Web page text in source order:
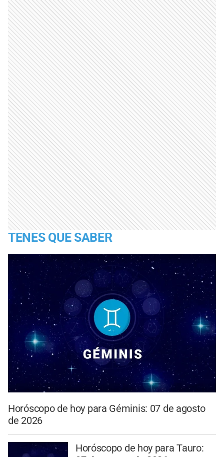
TENES QUE SABER
Horóscopo de hoy para Géminis: 07 de agosto
de 2026
Horóscopo de hoy para Tauro: